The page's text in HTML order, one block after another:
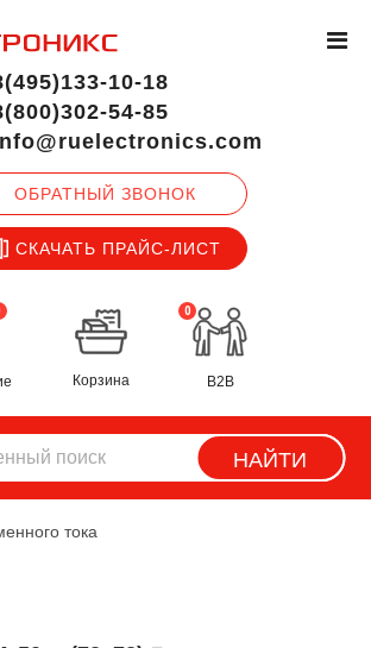
ОБРАТНЫЙ ЗВОНОК
СКАЧАТЬ ПРАЙС-ЛИСТ
10-18
54-85
0
Корзина B2B
НАЙТИ
тока